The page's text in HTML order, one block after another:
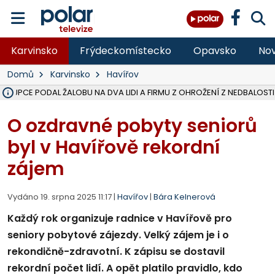
Karvinsko Frýdeckomístecko Opavsko
Domů Karvinsko Havířov
PODAL ŽALOBU NA DVA LIDI A FIRMU Z OHROŽENÍ Z NEDBALOSTI
O ozdravné pobyty seniorů
byl v Havířově rekordní
zájem
Vydáno 19. srpna 2025 11:17 | Havířov | Bára Kelnerová
Každý rok organizuje radnice v Havířově pro
seniory pobytové zájezdy. Velký zájem je i o
rekondičně-zdravotní. K zápisu se dostavil
rekordní počet lidí. A opět platilo pravidlo, kdo